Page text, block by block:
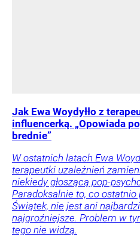
Jak Ewa Woydyłło z
influencerką. „Opowiada
brednie”
W ostatnich latach Ewa
terapeutki uzależnień
niekiedy głoszącą pop-
Paradoksalnie to, co ostatnio
Świątek, nie jest ani
najgroźniejsze. Problem w
tego nie widzą.